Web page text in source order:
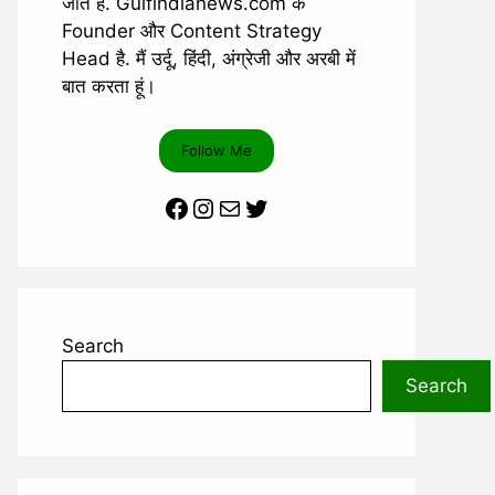
Founder और Content Strategy
Head है. मैं उर्दू, हिंदी, अंग्रेजी और अरबी में
बात करता हूं।
Follow Me
Facebook
Instagram
MailTwitter
Search
Search